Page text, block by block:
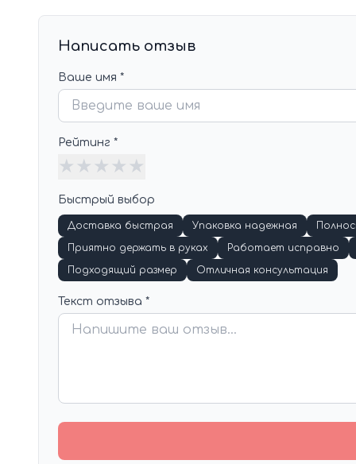
Написать отзыв
Ваше имя *
Рейтинг *
★ ★ ★ ★ ★
Быстрый выбор
Доставка быстрая Упаковка надежная
Приятно держать в руках
Работает исправно
Подходящий размер
Отличная консультация
Текст отзыва *